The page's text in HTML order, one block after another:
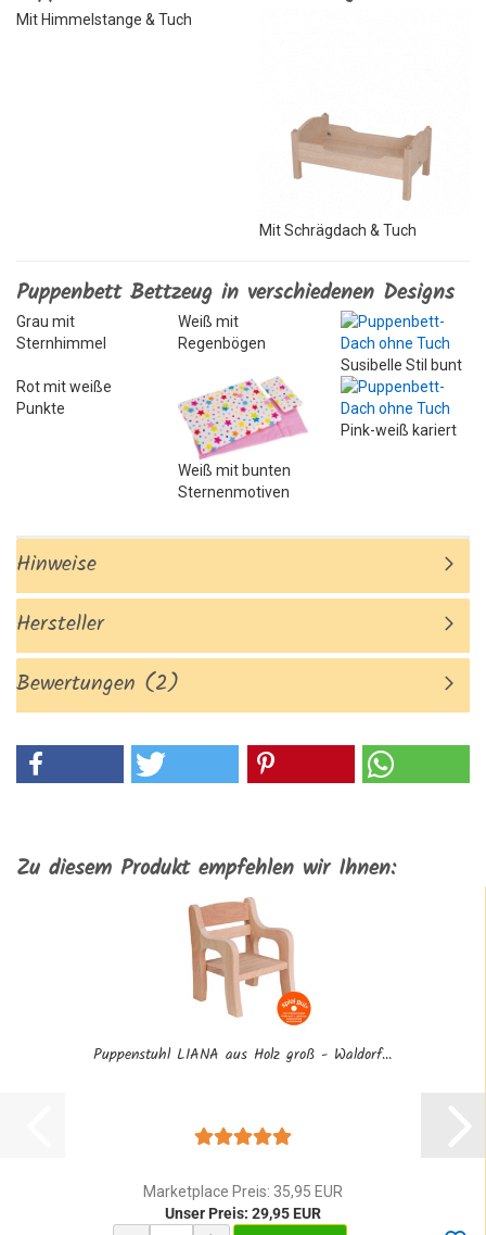
Mit Himmelstange & Tuch
Mit Schrägdach & Tuch
Puppenbett Bettzeug in verschiedenen Designs
Grau mit
Sternhimmel
Weiß mit
Regenbögen
Susibelle Stil bunt
Rot mit weiße
Punkte
Weiß mit bunten
Sternenmotiven
Pink-weiß kariert
Hinweise
Hersteller
Bewertungen (2)
Zu diesem Produkt empfehlen wir Ihnen:
Puppenstuhl LIANA aus Holz groß - Waldorf...
Marketplace Preis: 35,95 EUR
Unser Preis: 29,95 EUR